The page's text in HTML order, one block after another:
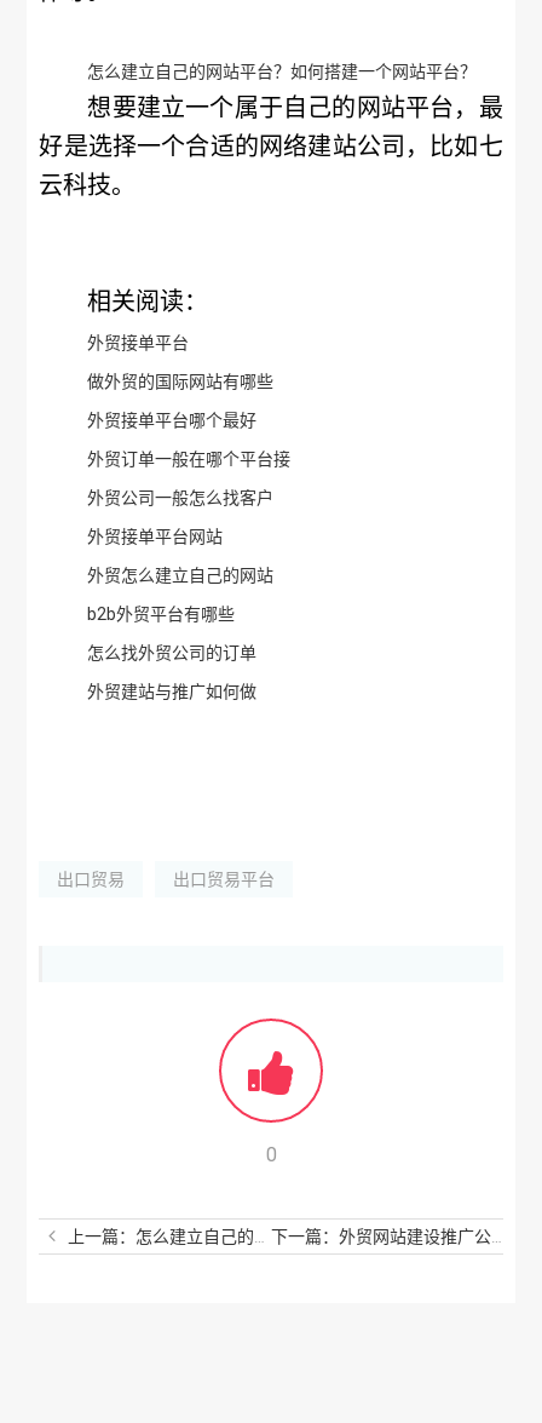
怎么建立自己的网站平台？如何搭建一个网站平台？
想要建立一个属于自己的网站平台，最
好是选择一个合适的网络建站公司，比如七
云科技。
相关阅读：
外贸接单平台
做外贸的国际网站有哪些
外贸接单平台哪个最好
外贸订单一般在哪个平台接
外贸公司一般怎么找客户
外贸接单平台网站
外贸怎么建立自己的网站
b2b外贸平台有哪些
怎么找外贸公司的订单
外贸建站与推广如何做
出口贸易 出口贸易平台
0
上一篇：怎么建立自己的网站平台？如何搭建一个网站平台？